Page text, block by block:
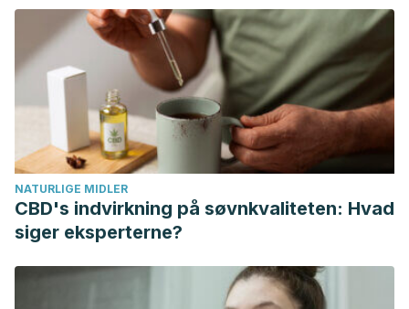
https://doi.org/10.1007/978-3-540-68540-1_1
NATURLIGE MIDLER
CBD's indvirkning på søvnkvaliteten: Hvad
siger eksperterne?